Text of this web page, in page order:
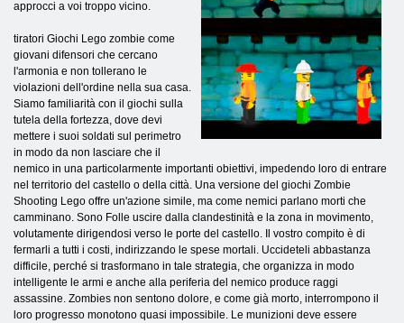
approcci a voi troppo vicino.
tiratori Giochi Lego zombie come
giovani difensori che cercano
l'armonia e non tollerano le
violazioni dell'ordine nella sua casa.
Siamo familiarità con il giochi sulla
tutela della fortezza, dove devi
mettere i suoi soldati sul perimetro
in modo da non lasciare che il
nemico in una particolarmente importanti obiettivi, impedendo loro di entrare
nel territorio del castello o della città. Una versione del giochi Zombie
Shooting Lego offre un'azione simile, ma come nemici parlano morti che
camminano. Sono Folle uscire dalla clandestinità e la zona in movimento,
volutamente dirigendosi verso le porte del castello. Il vostro compito è di
fermarli a tutti i costi, indirizzando le spese mortali. Uccideteli abbastanza
difficile, perché si trasformano in tale strategia, che organizza in modo
intelligente le armi e anche alla periferia del nemico produce raggi
assassine. Zombies non sentono dolore, e come già morto, interrompono il
loro progresso monotono quasi impossibile. Le munizioni deve essere